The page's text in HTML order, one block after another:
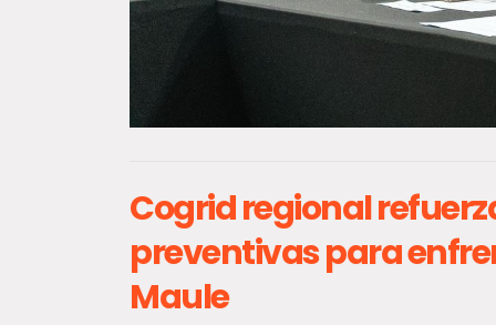
Cogrid regional
preventivas para
Maule
se duplican las expulsiones y
habilitados en 2026
Un balance emitido por la Policía de
Investigaciones (PDI) revela un
notable repunte en el control
migratorio en Chile...
Con